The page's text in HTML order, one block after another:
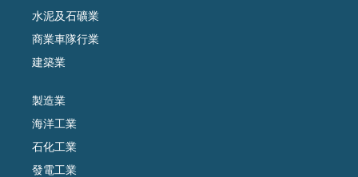
水泥及石礦業
商業車隊行業
建築業
製造業
海洋工業
石化工業
發電工業